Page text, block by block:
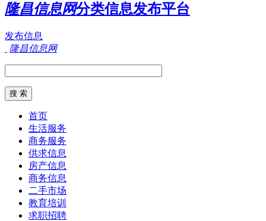
隆昌信息网分类信息发布平台
发布信息
隆昌信息网
首页
生活服务
商务服务
供求信息
房产信息
商务信息
二手市场
教育培训
求职招聘